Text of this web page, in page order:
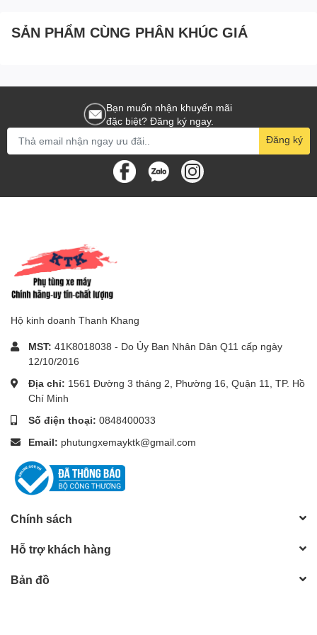
#do_choi_xe_may#phụkiệnyamaha #phụ_kiện_yamaha
SẢN PHẨM CÙNG PHÂN KHÚC GIÁ
Bạn muốn nhận khuyến mãi
đặc biệt? Đăng ký ngay.
Đăng ký
Hộ kinh doanh Thanh Khang
MST: 41K8018038 - Do Ủy Ban Nhân Dân Q11 cấp ngày
12/10/2016
Địa chỉ: 1561 Đường 3 tháng 2, Phường 16, Quận 11, TP. Hồ
Chí Minh
Số điện thoại: 0848400033
Email: phutungxemayktk@gmail.com
Chính sách
Hỗ trợ khách hàng
Bản đồ